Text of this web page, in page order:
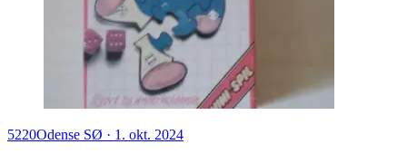
5220Odense SØ · 1. okt. 2024